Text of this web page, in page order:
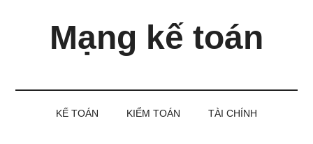
Mạng kế toán
KẾ TOÁN KIỂM TOÁN TÀI CHÍNH